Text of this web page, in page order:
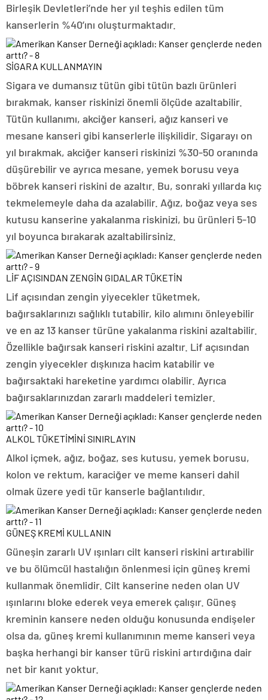
Birleşik Devletleri’nde her yıl teşhis edilen tüm
kanserlerin %40’ını oluşturmaktadır.
SİGARA KULLANMAYIN
Sigara ve dumansız tütün gibi tütün bazlı ürünleri
bırakmak, kanser riskinizi önemli ölçüde azaltabilir.
Tütün kullanımı, akciğer kanseri, ağız kanseri ve
mesane kanseri gibi kanserlerle ilişkilidir. Sigarayı on
yıl bırakmak, akciğer kanseri riskinizi %30-50 oranında
düşürebilir ve ayrıca mesane, yemek borusu veya
böbrek kanseri riskini de azaltır. Bu, sonraki yıllarda kıç
tekmelemeyle daha da azalabilir. Ağız, boğaz veya ses
kutusu kanserine yakalanma riskinizi, bu ürünleri 5-10
yıl boyunca bırakarak azaltabilirsiniz.
LİF AÇISINDAN ZENGİN GIDALAR TÜKETİN
Lif açısından zengin yiyecekler tüketmek,
bağırsaklarınızı sağlıklı tutabilir, kilo alımını önleyebilir
ve en az 13 kanser türüne yakalanma riskini azaltabilir.
Özellikle bağırsak kanseri riskini azaltır. Lif açısından
zengin yiyecekler dışkınıza hacim katabilir ve
bağırsaktaki hareketine yardımcı olabilir. Ayrıca
bağırsaklarınızdan zararlı maddeleri temizler.
ALKOL TÜKETİMİNİ SINIRLAYIN
Alkol içmek, ağız, boğaz, ses kutusu, yemek borusu,
kolon ve rektum, karaciğer ve meme kanseri dahil
olmak üzere yedi tür kanserle bağlantılıdır.
GÜNEŞ KREMİ KULLANIN
Güneşin zararlı UV ışınları cilt kanseri riskini artırabilir
ve bu ölümcül hastalığın önlenmesi için güneş kremi
kullanmak önemlidir. Cilt kanserine neden olan UV
ışınlarını bloke ederek veya emerek çalışır. Güneş
kreminin kansere neden olduğu konusunda endişeler
olsa da, güneş kremi kullanımının meme kanseri veya
başka herhangi bir kanser türü riskini artırdığına dair
net bir kanıt yoktur.